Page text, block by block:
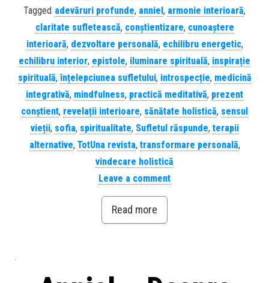
Tagged adevăruri profunde, anniel, armonie interioară,
claritate sufletească, conștientizare, cunoaștere
interioară, dezvoltare personală, echilibru energetic,
echilibru interior, epistole, iluminare spirituală, inspirație
spirituală,înțelepciunea sufletului, introspecție, medicină
integrativă, mindfulness, practică meditativă, prezent
conștient, revelații interioare, sănătate holistică, sensul
vieții, sofia, spiritualitate, Sufletul răspunde, terapii
alternative, TotUna revista, transformare personală,
vindecare holistică
Leave a comment
Read more